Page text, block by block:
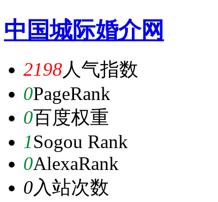
中国城际婚介网
2198人气指数
0PageRank
0百度权重
1Sogou Rank
0AlexaRank
0入站次数